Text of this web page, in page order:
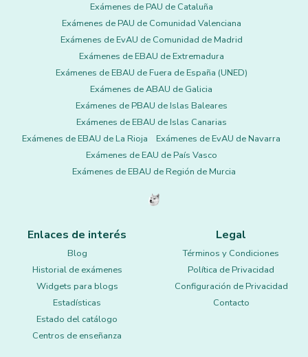
Exámenes de PAU de Cataluña
Exámenes de PAU de Comunidad Valenciana
Exámenes de EvAU de Comunidad de Madrid
Exámenes de EBAU de Extremadura
Exámenes de EBAU de Fuera de España (UNED)
Exámenes de ABAU de Galicia
Exámenes de PBAU de Islas Baleares
Exámenes de EBAU de Islas Canarias
Exámenes de EBAU de La Rioja
Exámenes de EvAU de Navarra
Exámenes de EAU de País Vasco
Exámenes de EBAU de Región de Murcia
Enlaces de interés
Blog
Historial de exámenes
Widgets para blogs
Estadísticas
Estado del catálogo
Centros de enseñanza
Legal
Términos y Condiciones
Política de Privacidad
Configuración de Privacidad
Contacto